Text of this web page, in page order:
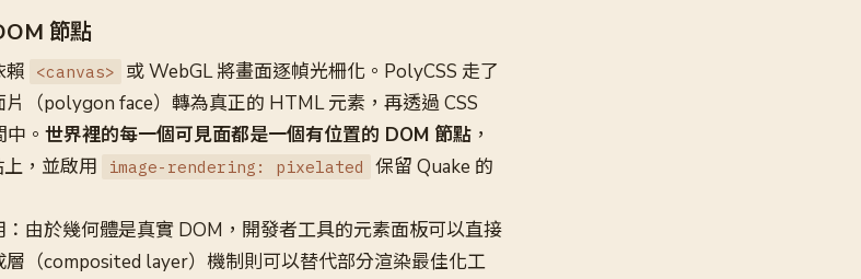
節點
賴 <canvas>
或 WebGL 將畫面逐幀光柵化。PolyCSS 走了
（polygon face）轉為真正的 HTML 元素，再透過 CSS
。 世界裡的每一個可見面都是一個有位置的 DOM 節點 ，
，並啟用
image-rendering: pixelated
保留 Quake 的
由於幾何體是真實 DOM，開發者工具的元素面板可以直接
（composited layer）機制則可以替代部分渲染最佳化工